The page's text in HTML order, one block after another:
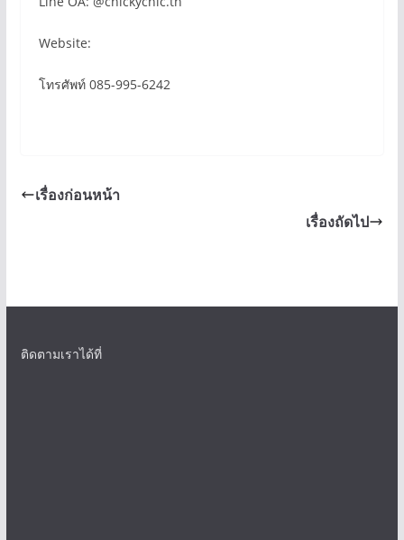
Website:
โทรศัพท์ 085-995-6242
เรื่องก่อนหน้า
เรื่องถัดไป
ติดตามเราได้ที่